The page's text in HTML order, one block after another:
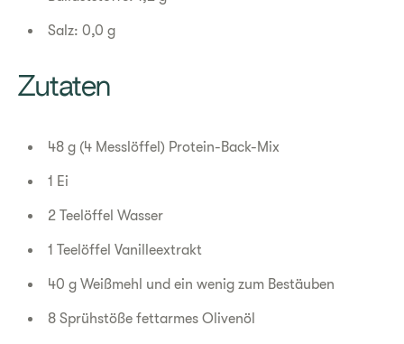
Salz: 0,0 g
​Zutaten
48 g (4 Messlöffel) Protein-Back-Mix
1 Ei
2 Teelöffel Wasser
1 Teelöffel Vanilleextrakt
40 g Weißmehl und ein wenig zum Bestäuben
8 Sprühstöße fettarmes Olivenöl